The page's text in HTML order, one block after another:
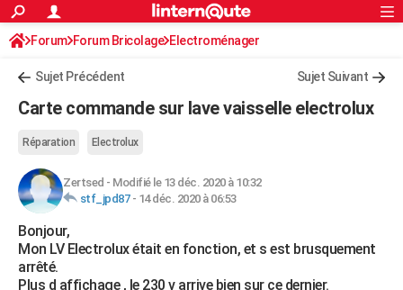
ACTUALITÉS
Politique
Société
Faits Divers
Education
Monde
Villes
+
AUTO
Essais
Réserver un essai
Citadines
Berlines
SUV
Forum auto
+HIGH-TECH
Mobiles
Meilleur smartphone
Internet
Ordinateurs
Jeux vidéo
Guide high-tech
+BRICOLAGE
Forum
Aménagement intérieur
Extérieur
Cuisine
Salle de bains
Jardinage
Rangement
WEEK-END
S'inscrire
Connexion
Forum Forum Bricolage Electroménager
Sujet Précédent Sujet Suivant
Carte commande sur lave vaisselle electrolux
Réparation Electrolux
Zertsed - Modifié le 13 déc. 2020 à 10:32
stf_jpd87- 14 déc. 2020 à 06:53
Bonjour,
Mon LV Electrolux était en fonction, et s est brusquement
arrêté.
Plus d affichage , le 230 v arrive bien sur ce dernier.